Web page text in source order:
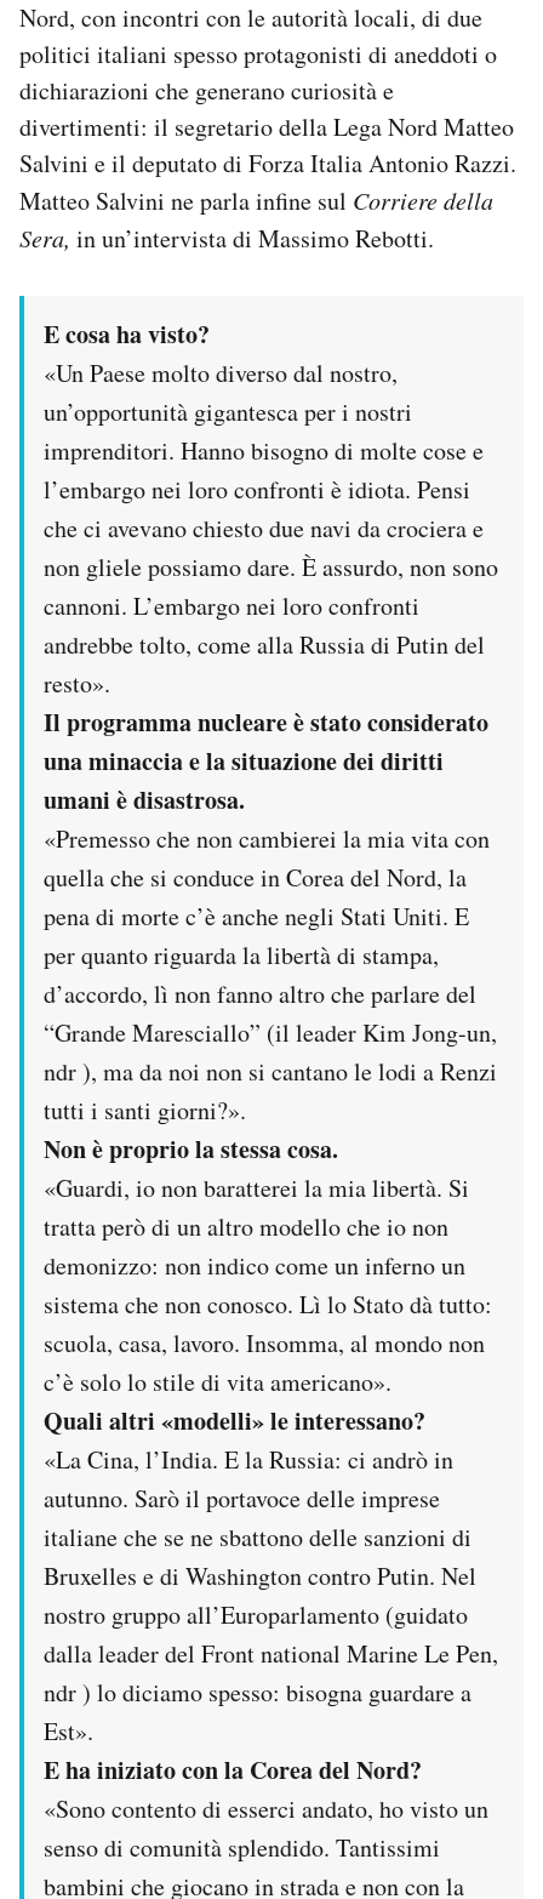
SHOP
CALENDARIO
AREA PERSONALE
Esci
Nord, con incontri con le autorità locali, di due
politici italiani spesso protagonisti di aneddoti o
dichiarazioni che generano curiosità e
divertimenti: il segretario della Lega Nord Matteo
Salvini e il deputato di Forza Italia Antonio Razzi.
Matteo Salvini ne parla infine sul Corriere della
Sera, in un’intervista di Massimo Rebotti.
E cosa ha visto?
«Un Paese molto diverso dal nostro,
un’opportunità gigantesca per i nostri
imprenditori. Hanno bisogno di molte cose e
l’embargo nei loro confronti è idiota. Pensi
che ci avevano chiesto due navi da crociera e
non gliele possiamo dare. È assurdo, non sono
cannoni. L’embargo nei loro confronti
andrebbe tolto, come alla Russia di Putin del
resto».
Il programma nucleare è stato considerato
una minaccia e la situazione dei diritti
umani è disastrosa.
«Premesso che non cambierei la mia vita con
quella che si conduce in Corea del Nord, la
pena di morte c’è anche negli Stati Uniti. E
per quanto riguarda la libertà di stampa,
d’accordo, lì non fanno altro che parlare del
“Grande Maresciallo” (il leader Kim Jong-un,
ndr ), ma da noi non si cantano le lodi a Renzi
tutti i santi giorni?».
Non è proprio la stessa cosa.
«Guardi, io non baratterei la mia libertà. Si
tratta però di un altro modello che io non
demonizzo: non indico come un inferno un
sistema che non conosco. Lì lo Stato dà tutto:
scuola, casa, lavoro. Insomma, al mondo non
c’è solo lo stile di vita americano».
Quali altri «modelli» le interessano?
«La Cina, l’India. E la Russia: ci andrò in
autunno. Sarò il portavoce delle imprese
italiane che se ne sbattono delle sanzioni di
Bruxelles e di Washington contro Putin. Nel
nostro gruppo all’Europarlamento (guidato
dalla leader del Front national Marine Le Pen,
ndr ) lo diciamo spesso: bisogna guardare a
Est».
E ha iniziato con la Corea del Nord?
«Sono contento di esserci andato, ho visto un
senso di comunità splendido. Tantissimi
bambini che giocano in strada e non con la